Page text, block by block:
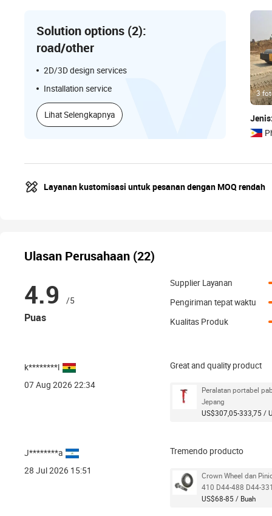
Solution options (2):
road/other
2D/3D design services
Installation service
Lihat Selengkapnya
3
Layanan kustomisasi untuk pesanan dengan MOQ rendah
Covering 1 categories
Suku
4LE1
Ulasan Perusahaan (22)
4.9 /5
Puas
Supplier Layanan
Pengiriman tepat waktu
Kualitas Produk
k********l
07 Aug 2026 22:34
Great and quality product
Peralatan portabel
Jepang
US$307,05-333,75 /
J********a
28 Jul 2026 15:51
Tremendo producto
Crown Wheel dan
410 D44-488 D44-
US$68-85 / Buah